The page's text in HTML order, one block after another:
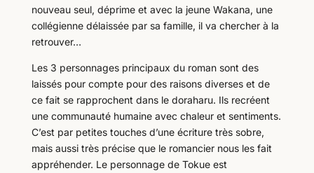
nouveau seul, déprime et avec la jeune Wakana, une
collégienne délaissée par sa famille, il va chercher à la
retrouver…
Les 3 personnages principaux du roman sont des
laissés pour compte pour des raisons diverses et de
ce fait se rapprochent dans le doraharu. Ils recréent
une communauté humaine avec chaleur et sentiments.
C’est par petites touches d’une écriture très sobre,
mais aussi très précise que le romancier nous les fait
appréhender. Le personnage de Tokue est